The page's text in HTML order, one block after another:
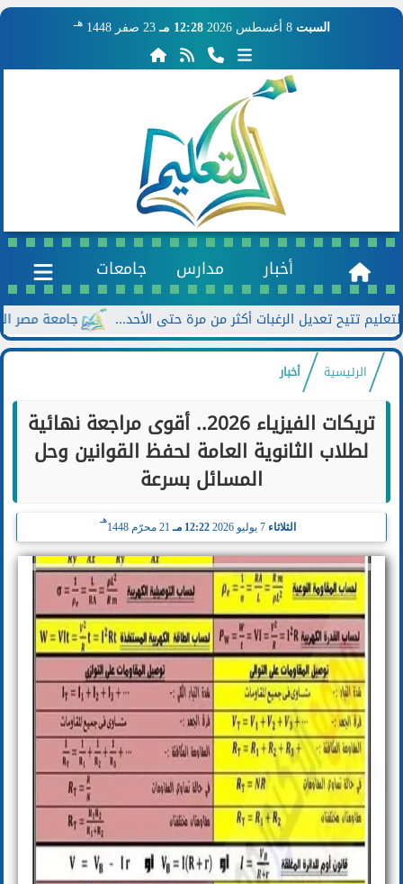
السبت 8 أغسطس 2026 12:28 مـ 23 صفر 1448 هـ
أخبار مدارس جامعات
جامعة مصر الجديدة تعلن خصومات
الرئيسية أخبار
تريكات الفيزياء 2026.. أقوى مراجعة نهائية
لطلاب الثانوية العامة لحفظ القوانين وحل
المسائل بسرعة
الثلاثاء 12:22 مـ 21 محرّم 1448
هـ